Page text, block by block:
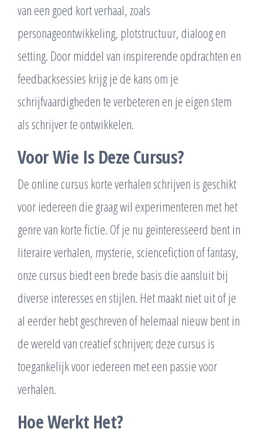
van een goed kort verhaal, zoals
personageontwikkeling, plotstructuur, dialoog en
setting. Door middel van inspirerende opdrachten en
feedbacksessies krijg je de kans om je
schrijfvaardigheden te verbeteren en je eigen stem
als schrijver te ontwikkelen.
Voor Wie Is Deze Cursus?
De online cursus korte verhalen schrijven is geschikt
voor iedereen die graag wil experimenteren met het
genre van korte fictie. Of je nu geïnteresseerd bent in
literaire verhalen, mysterie, sciencefiction of fantasy,
onze cursus biedt een brede basis die aansluit bij
diverse interesses en stijlen. Het maakt niet uit of je
al eerder hebt geschreven of helemaal nieuw bent in
de wereld van creatief schrijven; deze cursus is
toegankelijk voor iedereen met een passie voor
verhalen.
Hoe Werkt Het?